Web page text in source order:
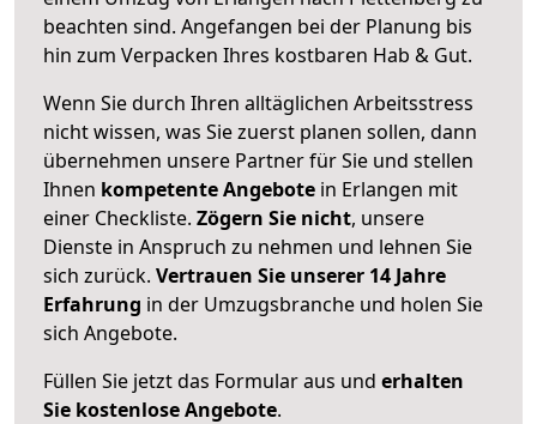
beachten sind. Angefangen bei der Planung bis
hin zum Verpacken Ihres kostbaren Hab & Gut.
Wenn Sie durch Ihren alltäglichen Arbeitsstress
nicht wissen, was Sie zuerst planen sollen, dann
übernehmen unsere Partner für Sie und stellen
Ihnen kompetente Angebote in Erlangen mit
einer Checkliste. Zögern Sie nicht, unsere
Dienste in Anspruch zu nehmen und lehnen Sie
sich zurück. Vertrauen Sie unserer 14 Jahre
Erfahrung in der Umzugsbranche und holen Sie
sich Angebote.
Füllen Sie jetzt das Formular aus und erhalten
Sie kostenlose Angebote.